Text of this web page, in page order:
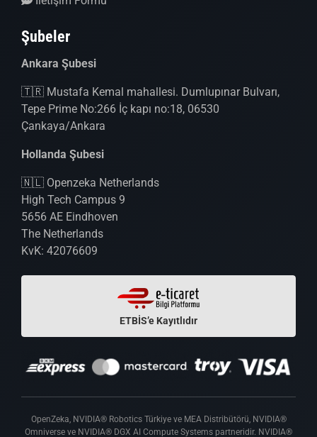
Şubeler
Ankara Şubesi
🇹🇷 Mustafa Kemal mahallesi. Dumlupınar Bulvarı,
Tepe Prime No:266 İç kapı no:18, 06530
Çankaya/Ankara
Hollanda Şubesi
🇳🇱 Openzeka Netherlands
High Tech Campus 9
5656 AE Eindhoven
The Netherlands
KvK: 42076609
ETBİS’e Kayıtlıdır
OpenZeka, NVIDIA® Robotics Türkiye ve MEA Distribütörü, NVIDIA®
Omniverse ve NVIDIA® DGX AI Compute Systems partneridir. NVIDIA®